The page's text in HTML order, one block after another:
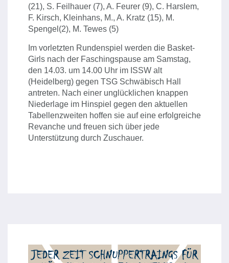
(21), S. Feilhauer (7), A. Feurer (9), C. Harslem,
F. Kirsch, Kleinhans, M., A. Kratz (15), M.
Spengel(2), M. Tewes (5)
Im vorletzten Rundenspiel werden die Basket-
Girls nach der Faschingspause am Samstag,
den 14.03. um 14.00 Uhr im ISSW alt
(Heidelberg) gegen TSG Schwäbisch Hall
antreten. Nach einer unglücklichen knappen
Niederlage im Hinspiel gegen den aktuellen
Tabellenzweiten hoffen sie auf eine erfolgreiche
Revanche und freuen sich über jede
Unterstützung durch Zuschauer.